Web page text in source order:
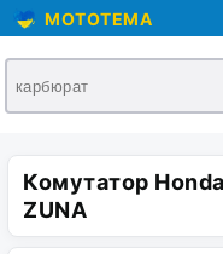
MOTOTEMA
Комутатор
ZUNA